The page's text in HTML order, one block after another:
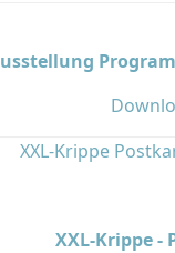
XXL-Krippe -